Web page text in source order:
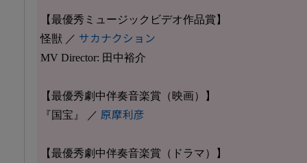
【最優秀ミュージックビデオ作品賞】
怪獣 ／ サカナクション
MV Director: 田中裕介
【最優秀劇中伴奏音楽賞（映画）】
『国宝』 ／ 原摩利彦
【最優秀劇中伴奏音楽賞（ドラマ）】